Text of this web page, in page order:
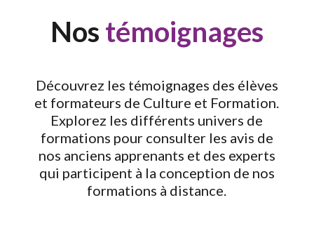
Nos témoignages
Découvrez les témoignages des élèves
et formateurs de Culture et Formation.
Explorez les différents univers de
formations pour consulter les avis de
nos anciens apprenants et des experts
qui participent à la conception de nos
formations à distance.